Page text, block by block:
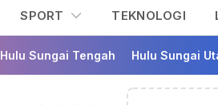
SPORT TEKNOLOGI
Hulu Sungai Tengah Hulu Sungai